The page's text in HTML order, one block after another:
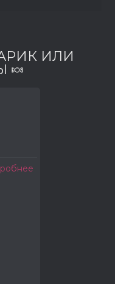
ИЛИ
🍬